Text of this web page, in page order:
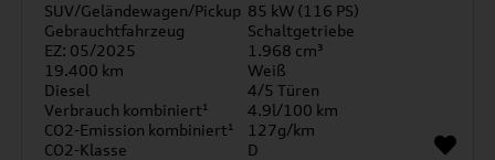
SUV/Geländewagen/Pickup 85 kW (116 PS)
Gebrauchtfahrzeug
Schaltgetriebe
EZ: 05/2025
1.968 cm³
19.400 km
Weiß
Diesel
4/5 Türen
Verbrauch kombiniert¹
4.9l/100 km
CO2-Emission kombiniert¹
127g/km
CO2-Klasse
D